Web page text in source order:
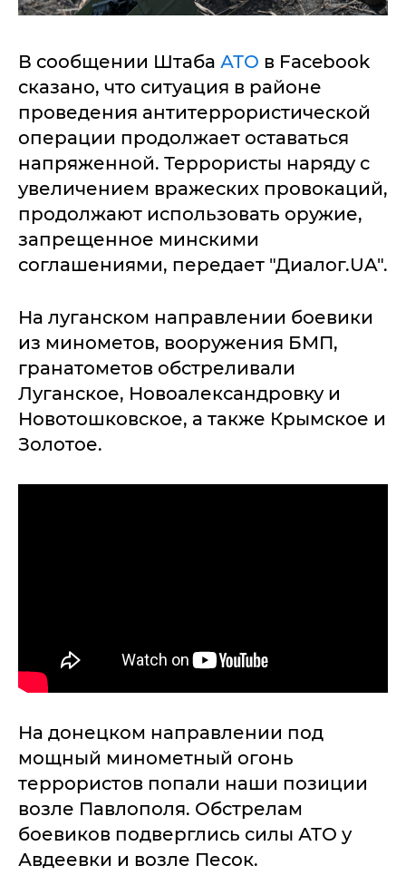
В сообщении Штаба АТО в Facebook
сказано, что ситуация в районе
проведения антитеррористической
операции продолжает оставаться
напряженной. Террористы наряду с
увеличением вражеских провокаций,
продолжают использовать оружие,
запрещенное минскими
соглашениями, передает "Диалог.UA".
На луганском направлении боевики
из минометов, вооружения БМП,
гранатометов обстреливали
Луганское, Новоалександровку и
Новотошковское, а также Крымское и
Золотое.
На донецком направлении под
мощный минометный огонь
террористов попали наши позиции
возле Павлополя. Обстрелам
боевиков подверглись силы АТО у
Авдеевки и возле Песок.